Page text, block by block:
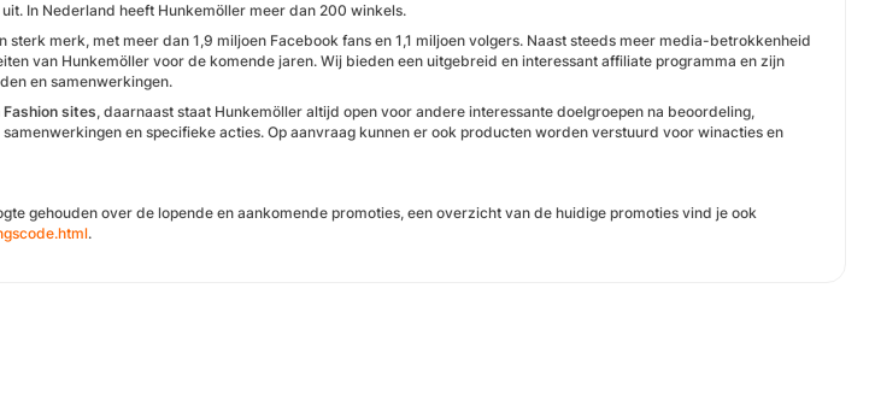
In Nederland heeft Hunkemöller meer dan 200 winkels.
sterk merk, met meer dan 1,9 miljoen Facebook fans en 1,1 miljoen volgers. Naast steeds meer media-betrokkenheid
van Hunkemöller voor de komende jaren. Wij bieden een uitgebreid en interessant affiliate programma en zijn
en samenwerkingen.
Fashion sites, daarnaast staat Hunkemöller altijd open voor andere interessante doelgroepen na beoordeling,
en specifieke acties. Op aanvraag kunnen er ook producten worden verstuurd voor winacties en
gehouden over de lopende en aankomende promoties, een overzicht van de huidige promoties vind je ook
.